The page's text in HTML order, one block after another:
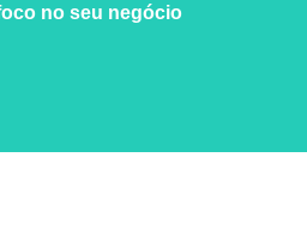
no seu negócio